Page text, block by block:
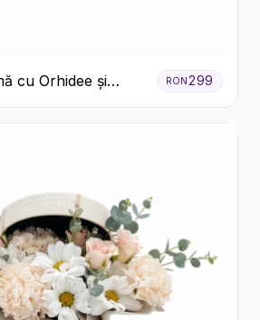
cu Orhidee și
RON299